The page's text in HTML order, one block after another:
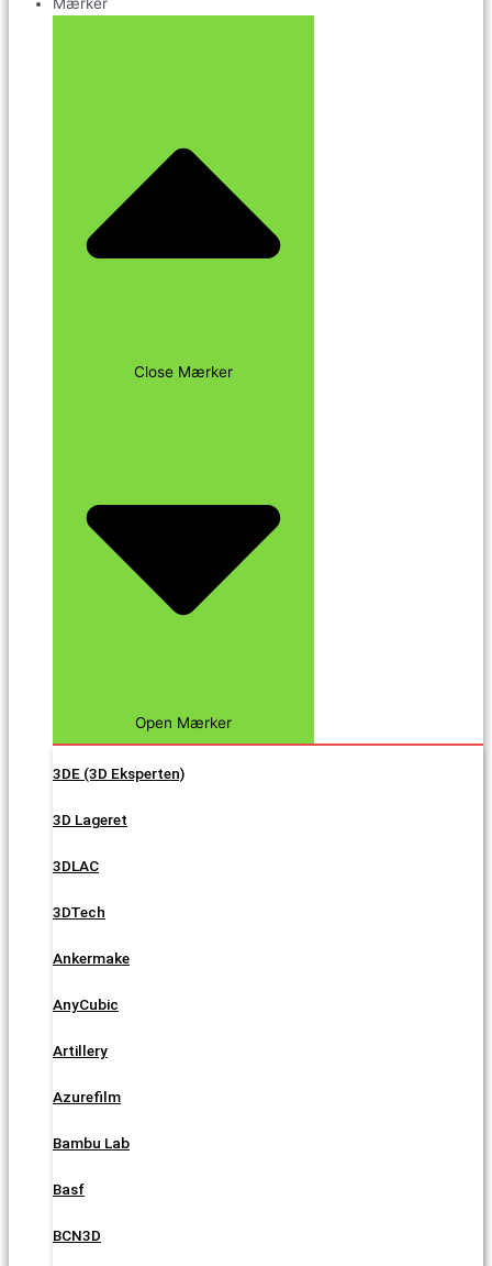
Close Mærker
Open Mærker
3DE (3D Eksperten)
3D Lageret
3DLAC
3DTech
Ankermake
AnyCubic
Artillery
Azurefilm
Bambu Lab
Basf
BCN3D